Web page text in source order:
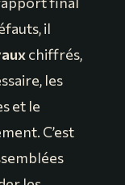
il
chiffrés,
les
et le
C’est